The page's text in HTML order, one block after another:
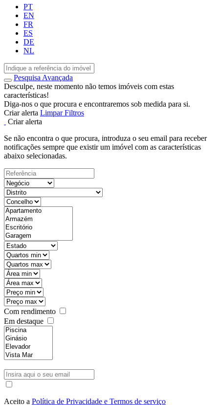
PT
EN
FR
ES
DE
NL
Pesquisa Avançada
Desculpe, neste momento não temos imóveis com estas
características!
Diga-nos o que procura e encontraremos sob medida para si.
Criar alerta Limpar Filtros
Criar alerta
Se não encontra o que procura, introduza o seu email para receber
notificações sempre que existir um imóvel com as características
abaixo selecionadas.
Com rendimento
Em destaque
Aceito a Política de Privacidade e Termos de serviço